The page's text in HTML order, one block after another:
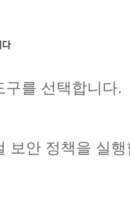
를 선택합니다.
보안 정책을 실